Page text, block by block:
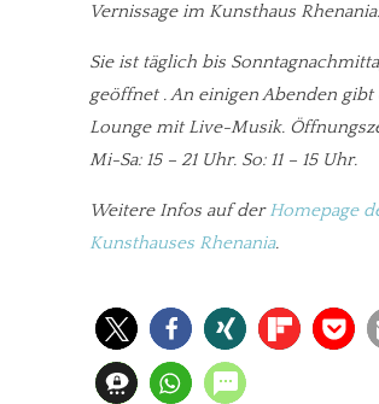
Vernissage im Kunsthaus Rhenania.
Sie ist täglich bis
geöffnet . An einigen Abenden gibt
Lounge mit Live-Musik.
Mi-Sa: 15 – 21 Uhr. So: 11 – 15 Uhr.
Weitere Infos auf derHomepage
Kunsthauses Rhenania.